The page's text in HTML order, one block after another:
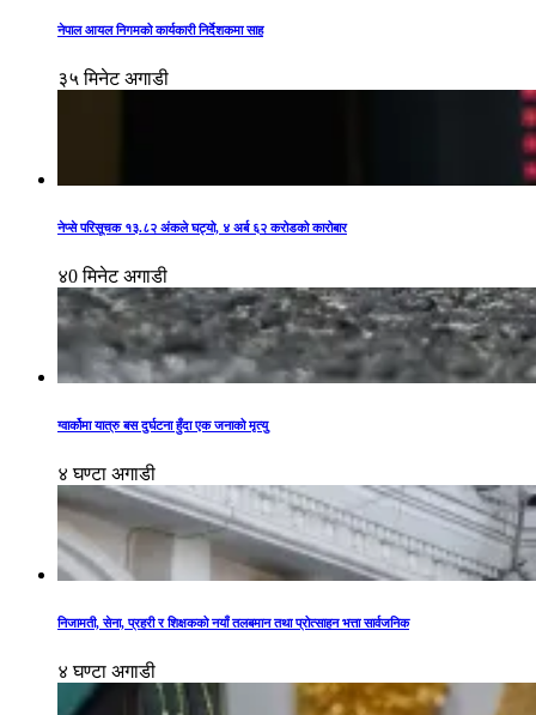
नेपाल आयल निगमको कार्यकारी निर्देशकमा साह
३५ मिनेट अगाडी
नेप्से परिसूचक १३.८२ अंकले घट्यो, ४ अर्ब ६२ करोडको कारोबार
४0 मिनेट अगाडी
ग्वार्कोमा यात्रु बस दुर्घटना हुँदा एक जनाको मृत्यु
४ घण्टा अगाडी
निजामती, सेना, प्रहरी र शिक्षकको नयाँ तलबमान तथा प्रोत्साहन भत्ता सार्वजनिक
४ घण्टा अगाडी